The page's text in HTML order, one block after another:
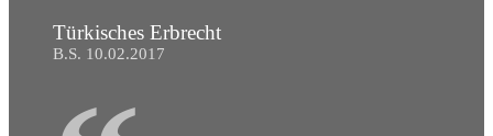
Türkisches Erbrecht
B.S. 10.02.2017